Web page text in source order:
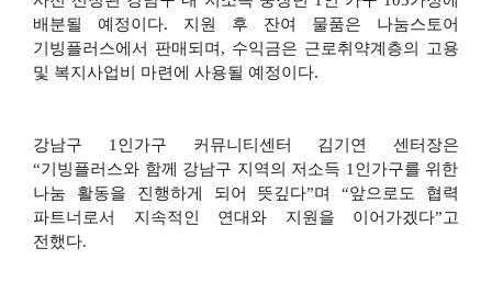
배분될 예정이다. 지원 후 잔여 물품은 나눔스토어
기빙플러스에서 판매되며 , 수익금은 근로취약계층의 고용
및 복지사업비 마련에 사용될 예정이다.
강남구 1 인가구 커뮤니티센터 김기연 센터장은
“기빙플러스와 함께 강남구 지역의 저소득 1 인가구를 위한
나눔 활동을 진행하게 되어 뜻깊다”며 “앞으로도 협력
파트너로서 지속적인 연대와 지원을 이어가겠다”고
전했다.